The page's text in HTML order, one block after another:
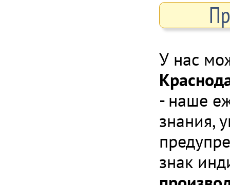
У нас
- наше
знания,
знак